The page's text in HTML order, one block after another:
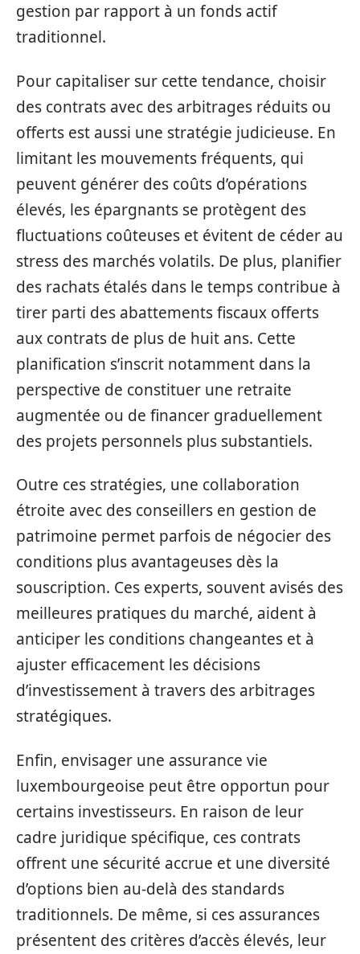
gestion par rapport à un fonds actif
traditionnel.
Pour capitaliser sur cette tendance, choisir
des contrats avec des arbitrages réduits ou
offerts est aussi une stratégie judicieuse. En
limitant les mouvements fréquents, qui
peuvent générer des coûts d’opérations
élevés, les épargnants se protègent des
fluctuations coûteuses et évitent de céder au
stress des marchés volatils. De plus, planifier
des rachats étalés dans le temps contribue à
tirer parti des abattements fiscaux offerts
aux contrats de plus de huit ans. Cette
planification s’inscrit notamment dans la
perspective de constituer une retraite
augmentée ou de financer graduellement
des projets personnels plus substantiels.
Outre ces stratégies, une collaboration
étroite avec des conseillers en gestion de
patrimoine permet parfois de négocier des
conditions plus avantageuses dès la
souscription. Ces experts, souvent avisés des
meilleures pratiques du marché, aident à
anticiper les conditions changeantes et à
ajuster efficacement les décisions
d’investissement à travers des arbitrages
stratégiques.
Enfin, envisager une assurance vie
luxembourgeoise peut être opportun pour
certains investisseurs. En raison de leur
cadre juridique spécifique, ces contrats
offrent une sécurité accrue et une diversité
d’options bien au-delà des standards
traditionnels. De même, si ces assurances
présentent des critères d’accès élevés, leur